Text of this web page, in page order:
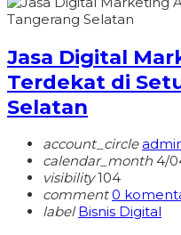
Jasa Digital
Terdekat di
Selatan
account_circle
calendar_month 4/
visibility104
comment 0
label Bisnis Digital